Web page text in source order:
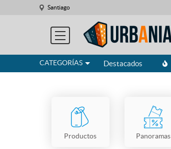
Santiago
CATEGORÍAS Destacados
Productos Panoramas